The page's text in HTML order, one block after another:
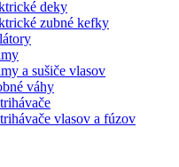
deky
zubné kefky
a sušiče vlasov
váhy
vlasov a fúzov